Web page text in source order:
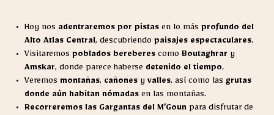
Hoy nos adentraremos por pistas en lo más profundo del
Alto Atlas Central, descubriendo paisajes espectaculares.
Visitaremos poblados bereberes como Boutaghrar y
Amskar, donde parece haberse detenido el tiempo.
Veremos montañas, cañones y valles, así como las grutas
donde aún habitan nómadas en las montañas.
Recorreremos las Gargantas del M’Goun para disfrutar de